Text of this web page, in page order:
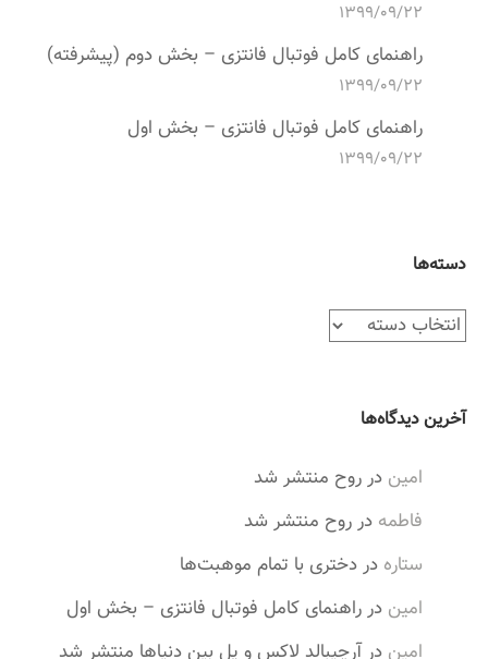
۱۳۹۹/۰۹/۲۲
راهنمای کامل فوتبال فانتزی – بخش دوم (پیشرفته)
۱۳۹۹/۰۹/۲۲
راهنمای کامل فوتبال فانتزی – بخش اول
۱۳۹۹/۰۹/۲۲
دسته‌ها
د
س
ه‌
آخرین دیدگاه‌ها
امین درروح منتشر شد
فاطمه درروح منتشر شد
ستاره دردختری با تمام موهبت‌ها
امین درراهنمای کامل فوتبال فانتزی – بخش اول
امین درآرچیبالد لاکس و پل بین دنیاها منتشر شد